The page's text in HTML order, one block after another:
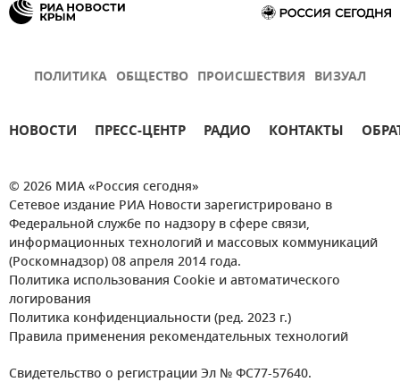
ПОЛИТИКА ОБЩЕСТВО ПРОИСШЕСТВИЯ ВИЗУАЛ
НОВОСТИ ПРЕСС-ЦЕНТР РАДИО КОНТАКТЫ
© 2026 МИА «Россия сегодня»
Сетевое издание РИА Новости зарегистрировано в
Федеральной службе по надзору в сфере связи,
информационных технологий и массовых коммуникаций
(Роскомнадзор) 08 апреля 2014 года.
Политика использования Cookie и автоматического
логирования
Политика конфиденциальности (ред. 2023 г.)
Правила применения рекомендательных технологий
Свидетельство о регистрации Эл № ФС77-57640.